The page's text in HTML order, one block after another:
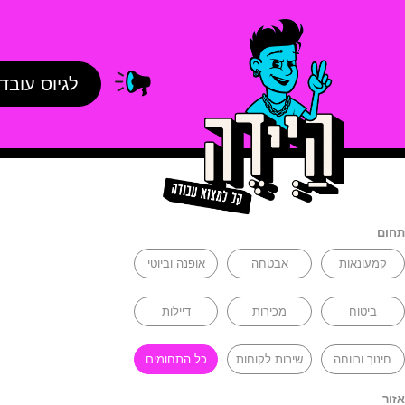
לגיוס
תחום
קמעונאות אבטחה אופנה וביוטי
ביטוח מכירות דיילות
חינוך ורווחה שירות לקוחות כל התחומים
אזור